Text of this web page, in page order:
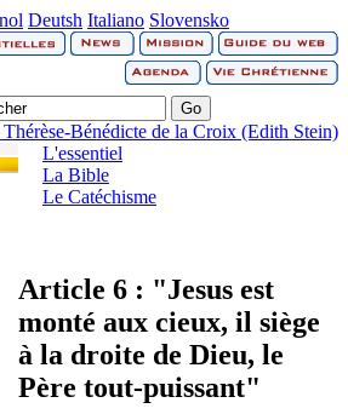
Deutsh Italiano Slovensko
Thérèse-Bénédicte de la Croix (Edith Stein)
L'essentiel
La Bible
Le Catéchisme
Article 6 : "Jesus est
monté aux cieux, il siège
à la droite de Dieu, le
Père tout-puissant"